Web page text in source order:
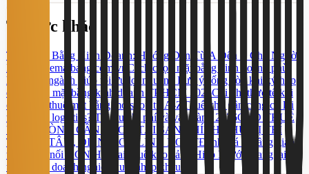
Tin tức khác
Thuê Mặt Bằng Kinh Doanh: Hướng Dẫn Từ A Đến Z Cho Người
Mới | Thuematbang.com.vn Cách chọn mặt bằng kinh doanh phù
hợp từng ngành giúp tối ưu lợi nhuận 5 Lưu ý sống còn khi ký hợp
đồng thuê mặt bằng kinh doanh TP.HCM 2026Chi phí thực tế khi
chọn cho thuê mặt bằng mở shop từ A-Z Thuê kho gần cảng có lợi
thế gì cho logistics? Tối ưu chi phí và vận hành 2026CHO THUÊ
VĂN PHÒNG CẦN THƠ – TÀI SẢN CHÍNH CHỦ VỊ TRÍ
TRUNG TÂM, DIỆN TÍCH LINH HOẠTĐánh giá hạ tầng giao
thông kết nối KCN Hố Nai
Thuê kho cảng Hiệp Phước mang lại lợi
thế gì cho doanh nghiệp xuất nhập khẩu?